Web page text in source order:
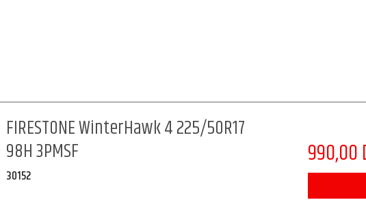
FIRESTONE WinterHawk 4 225/50R17
98H 3PMSF
30152
990,00